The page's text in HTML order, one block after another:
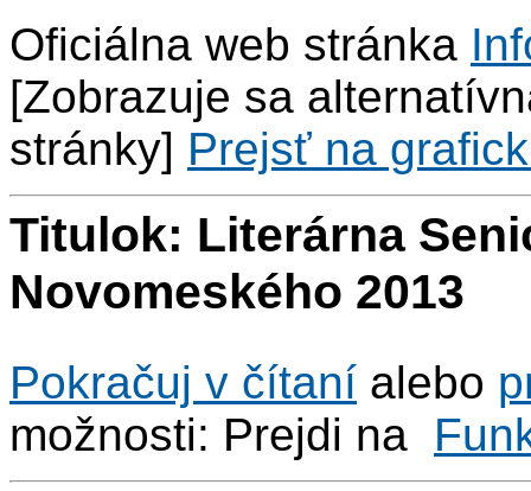
Oficiálna web stránka
[Zobrazuje sa
stránky] Prejsť na
Titulok: Literárna
Novomeského 2013
Pokračuj v čítaní alebo
možnosti: Prejdi na